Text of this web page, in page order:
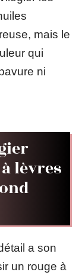
mais le
qui
ni
lèvres
a son
un rouge à